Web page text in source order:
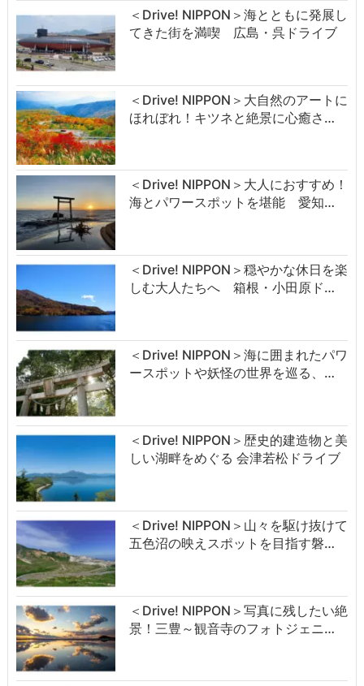
＜Drive! NIPPON＞海とともに発展し
てきた街を満喫 広島・呉ドライブ
＜Drive! NIPPON＞大自然のアートに
ほれぼれ！キツネと絶景に心癒さ…
＜Drive! NIPPON＞大人におすすめ！
海とパワースポットを堪能 愛知…
＜Drive! NIPPON＞穏やかな休日を楽
しむ大人たちへ 箱根・小田原ド…
＜Drive! NIPPON＞海に囲まれたパワ
ースポットや妖怪の世界を巡る、…
＜Drive! NIPPON＞歴史的建造物と美
しい湖畔をめぐる 会津若松ドライブ
＜Drive! NIPPON＞山々を駆け抜けて
五色沼の映えスポットを目指す磐…
＜Drive! NIPPON＞写真に残したい絶
景！三豊～観音寺のフォトジェニ…